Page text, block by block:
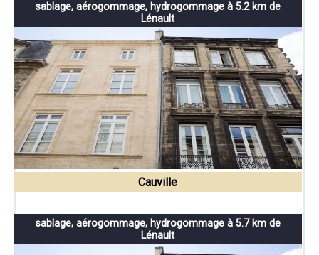
sablage, aérogommage, hydrogommage à 5.2 km de
Lénault
Cauville
sablage, aérogommage, hydrogommage à 5.7 km de
Lénault